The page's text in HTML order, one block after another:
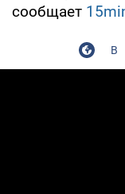
сообщает